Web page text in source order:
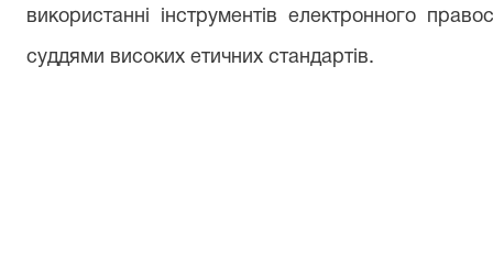
використанні інструментів електронного
суддями високих етичних стандартів.